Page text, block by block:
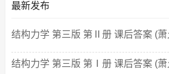
最新发布
结构力学 第三版 第Ⅱ册 课后答案 (萧
结构力学 第三版 第Ⅰ册 课后答案 (萧